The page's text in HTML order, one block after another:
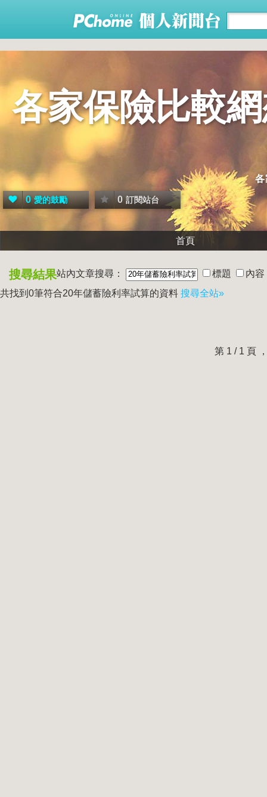
各家保險比較
各
0 愛的鼓勵 0 訂閱站台
首頁
搜尋結果站內文章搜尋： 標題
內容
共找到0筆符合20年儲蓄險利率試算的資料 搜尋全站»
第 1 / 1